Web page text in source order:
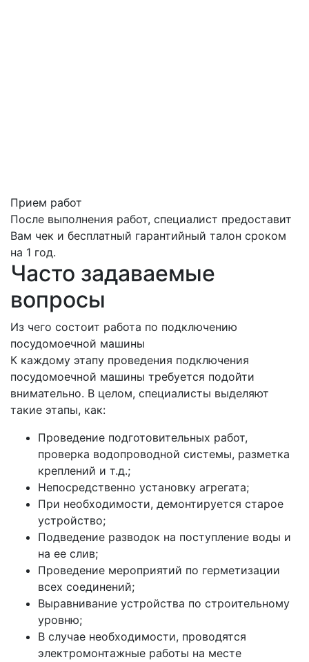
Прием работ
После выполнения работ, специалист предоставит
Вам чек и бесплатный гарантийный талон сроком
на 1 год.
Часто задаваемые
вопросы
Из чего состоит работа по подключению
посудомоечной машины
К каждому этапу проведения подключения
посудомоечной машины требуется подойти
внимательно. В целом, специалисты выделяют
такие этапы, как:
Проведение подготовительных работ,
проверка водопроводной системы, разметка
креплений и т.д.;
Непосредственно установку агрегата;
При необходимости, демонтируется старое
устройство;
Подведение разводок на поступление воды и
на ее слив;
Проведение мероприятий по герметизации
всех соединений;
Выравнивание устройства по строительному
уровню;
В случае необходимости, проводятся
электромонтажные работы на месте